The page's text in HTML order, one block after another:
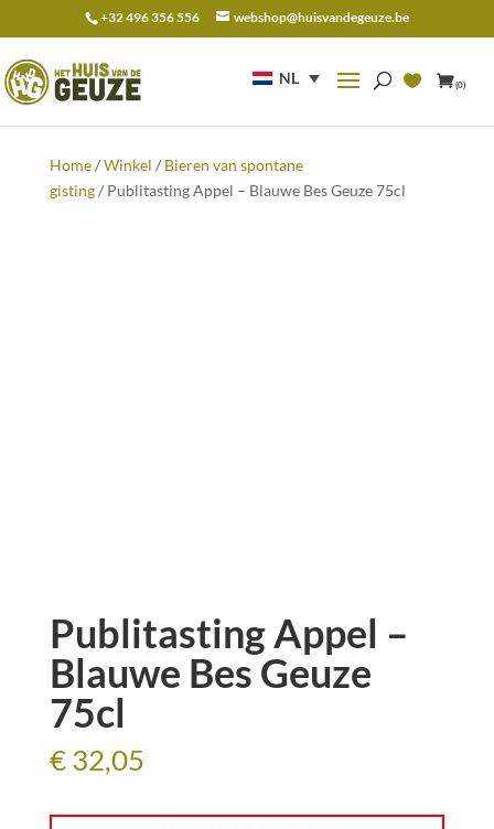
+32 496 356 556 webshop@huisvandegeuze.be
NL (0)
naar:
Home/Winkel / Bieren van spontane
gisting/ Publitasting Appel – Blauwe Bes Geuze 75cl
Publitasting Appel –
Blauwe Bes Geuze
75cl
€32,05